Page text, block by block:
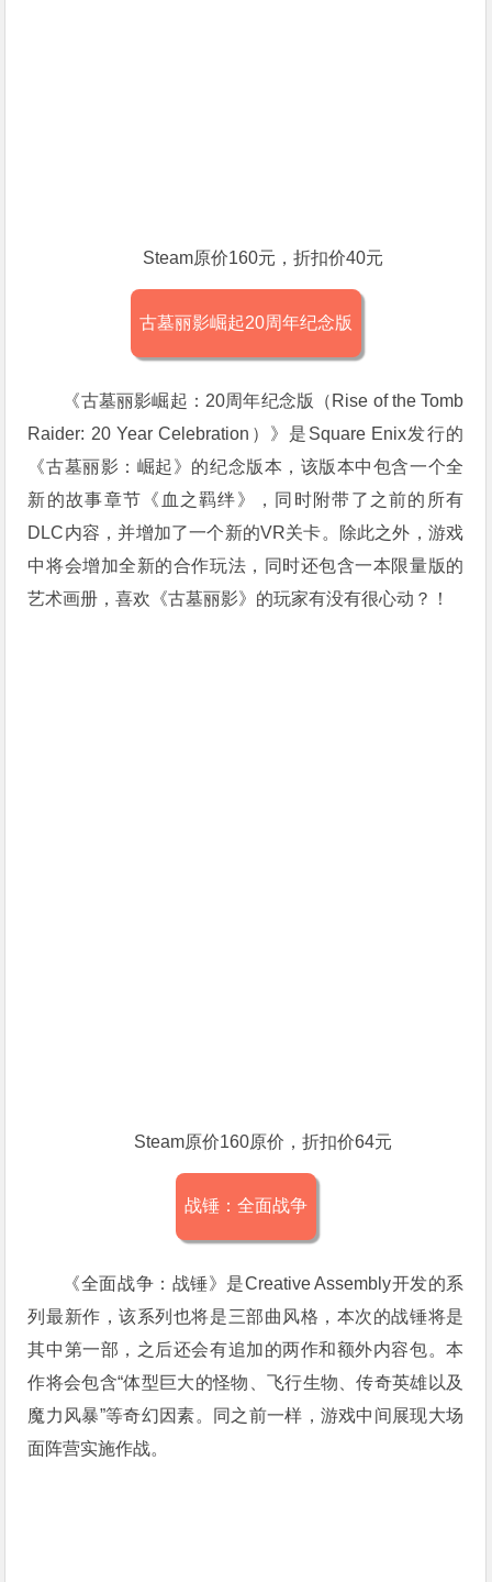
Steam原价160元，折扣价40元
古墓丽影崛起20周年纪念版
《古墓丽影崛起：20周年纪念版（Rise of the Tomb
Raider: 20 Year Celebration）》是Square Enix发行的
《古墓丽影：崛起》的纪念版本，该版本中包含一个全
新的故事章节《血之羁绊》，同时附带了之前的所有
DLC内容，并增加了一个新的VR关卡。除此之外，游戏
中将会增加全新的合作玩法，同时还包含一本限量版的
艺术画册，喜欢《古墓丽影》的玩家有没有很心动？！
Steam原价160原价，折扣价64元
战锤：全面战争
《全面战争：战锤》是Creative Assembly开发的系
列最新作，该系列也将是三部曲风格，本次的战锤将是
其中第一部，之后还会有追加的两作和额外内容包。本
作将会包含“体型巨大的怪物、飞行生物、传奇英雄以及
魔力风暴”等奇幻因素。同之前一样，游戏中间展现大场
面阵营实施作战。